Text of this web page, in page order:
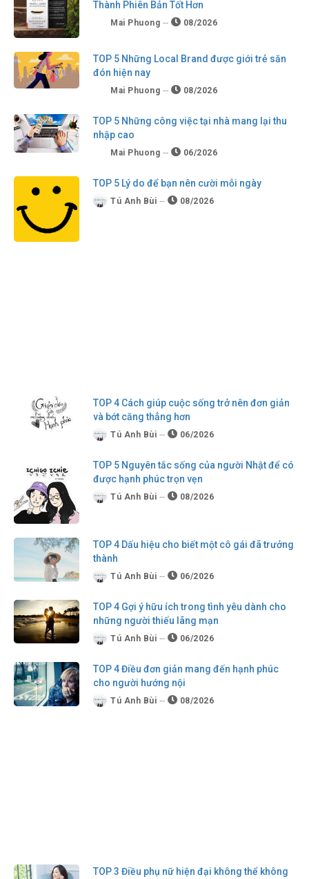
Thành Phiên Bản Tốt Hơn
Mai Phuong 08/2026
TOP 5 Những Local Brand được giới trẻ săn
đón hiện nay
Mai Phuong 08/2026
TOP 5 Những công việc tại nhà mang lại thu
nhập cao
Mai Phuong 06/2026
TOP 5 Lý do để bạn nên cười mỗi ngày
Tú Anh Bùi 08/2026
TOP 4 Cách giúp cuộc sống trở nên đơn giản
và bớt căng thẳng hơn
Tú Anh Bùi 06/2026
TOP 5 Nguyên tắc sống của người Nhật để có
được hạnh phúc trọn vẹn
Tú Anh Bùi 08/2026
TOP 4 Dấu hiệu cho biết một cô gái đã trưởng
thành
Tú Anh Bùi 06/2026
TOP 4 Gợi ý hữu ích trong tình yêu dành cho
những người thiếu lãng mạn
Tú Anh Bùi 06/2026
TOP 4 Điều đơn giản mang đến hạnh phúc
cho người hướng nội
Tú Anh Bùi 08/2026
TOP 3 Điều phụ nữ hiện đại không thể không